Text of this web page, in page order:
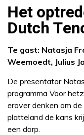
Het
Dutch
Te gast: Natasja
Weemoedt, Julius
De presentator
programma Voor
erover denken om
platteland de kans
een dorp.